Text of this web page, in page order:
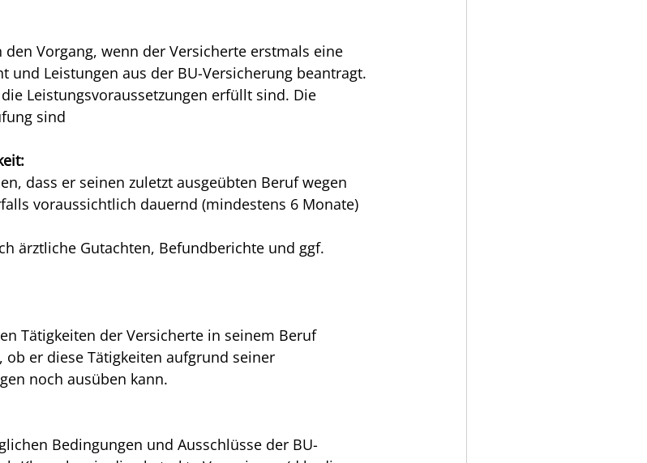
Vorgang, wenn der Versicherte erstmals eine
und Leistungen aus der BU-Versicherung beantragt.
Leistungsvoraussetzungen erfüllt sind. Die
sind
dass er seinen zuletzt ausgeübten Beruf wegen
voraussichtlich dauernd (mindestens 6 Monate)
ärztliche Gutachten, Befundberichte und ggf.
Tätigkeiten der Versicherte in seinem Beruf
er diese Tätigkeiten aufgrund seiner
noch ausüben kann.
Bedingungen und Ausschlüsse der BU-